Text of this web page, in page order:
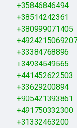
+35846846494
+38514242361
+380999071405
+33384768896
+34934549565
+441452622503
+33629200894
+905421393861
+491750332300
+31332463200